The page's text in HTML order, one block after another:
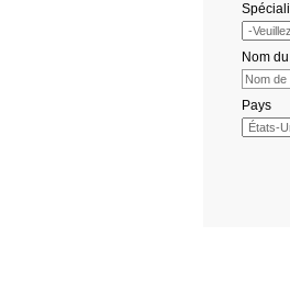
Nom
Pays